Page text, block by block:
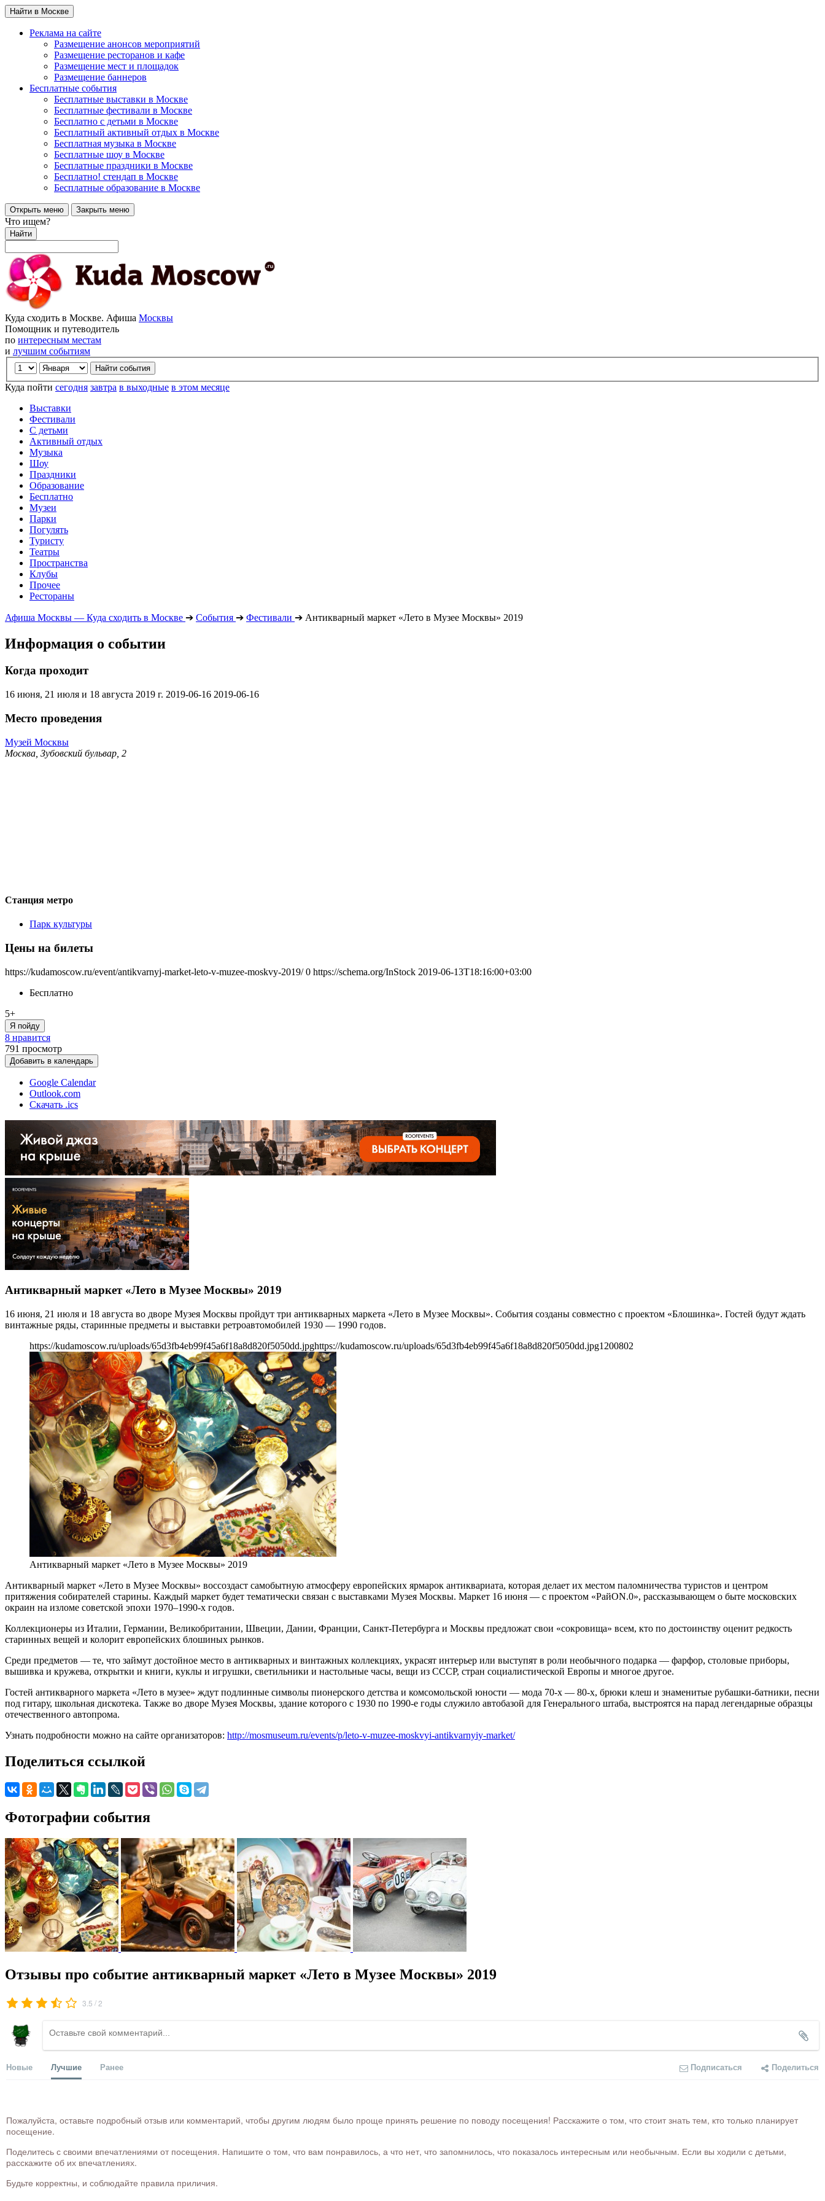
Найти в Москве
Реклама на сайте
Размещение анонсов мероприятий
Размещение ресторанов и кафе
Размещение мест и площадок
Размещение баннеров
Бесплатные события
Бесплатные выставки в Москве
Бесплатные фестивали в Москве
Бесплатно с детьми в Москве
Бесплатный активный отдых в Москве
Бесплатная музыка в Москве
Бесплатные шоу в Москве
Бесплатные праздники в Москве
Бесплатно! стендап в Москве
Бесплатные образование в Москве
Открыть меню Закрыть меню
Что ищем?
Найти
Куда сходить в Москве. Афиша Москвы
Помощник и путеводитель
по интересным местам
и лучшим событиям
Куда пойти сегодня завтра в выходные в этом месяце
Выставки
Фестивали
С детьми
Активный отдых
Музыка
Шоу
Праздники
Образование
Бесплатно
Музеи
Парки
Погулять
Туристу
Театры
Пространства
Клубы
Прочее
Рестораны
Афиша Москвы — Куда сходить в Москве ➔ События ➔ Фестивали ➔ Антикварный маркет «Лето в Музее Москвы» 2019
Информация о событии
Когда проходит
16 июня, 21 июля и 18 августа 2019 г. 2019-06-16 2019-06-16
Место проведения
Музей Москвы
Москва, Зубовский бульвар, 2
Станция метро
Парк культуры
Цены на билеты
https://kudamoscow.ru/event/antikvarnyj-market-leto-v-muzee-moskvy-2019/ 0 https://schema.org/InStock 2019-06-13T18:16:00+03:00
Бесплатно
5+
Я пойду
8 нравится
791 просмотр
Добавить в календарь
Google Calendar
Outlook.com
Скачать .ics
Антикварный маркет «Лето в Музее Москвы» 2019
16 июня, 21 июля и 18 августа во дворе Музея Москвы пройдут три антикварных маркета «Лето в Музее Москвы». События созданы совместно с проектом «Блошинка». Гостей будут ждать
винтажные ряды, старинные предметы и выставки ретроавтомобилей 1930 — 1990 годов.
https://kudamoscow.ru/uploads/65d3fb4eb99f45a6f18a8d820f5050dd.jpghttps://kudamoscow.ru/uploads/65d3fb4eb99f45a6f18a8d820f5050dd.jpg1200802
Антикварный маркет «Лето в Музее Москвы» 2019
Антикварный маркет «Лето в Музее Москвы» воссоздаст самобытную атмосферу европейских ярмарок антиквариата, которая делает их местом паломничества туристов и центром
притяжения собирателей старины. Каждый маркет будет тематически связан с выставками Музея Москвы. Маркет 16 июня — с проектом «РайON.0», рассказывающем о быте московских
окраин на изломе советской эпохи 1970–1990-х годов.
Коллекционеры из Италии, Германии, Великобритании, Швеции, Дании, Франции, Санкт-Петербурга и Москвы предложат свои «сокровища» всем, кто по достоинству оценит редкость
старинных вещей и колорит европейских блошиных рынков.
Среди предметов — те, что займут достойное место в антикварных и винтажных коллекциях, украсят интерьер или выступят в роли необычного подарка — фарфор, столовые приборы,
вышивка и кружева, открытки и книги, куклы и игрушки, светильники и настольные часы, вещи из СССР, стран социалистической Европы и многое другое.
Гостей антикварного маркета «Лето в музее» ждут подлинные символы пионерского детства и комсомольской юности — мода 70-х — 80-х, брюки клеш и знаменитые рубашки-батники, песни
под гитару, школьная дискотека. Также во дворе Музея Москвы, здание которого с 1930 по 1990-е годы служило автобазой для Генерального штаба, выстроятся на парад легендарные образцы
отечественного автопрома.
Узнать подробности можно на сайте организаторов: http://mosmuseum.ru/events/p/leto-v-muzee-moskvyi-antikvarnyiy-market/
Поделиться ссылкой
Фотографии события
Отзывы про событие антикварный маркет «Лето в Музее Москвы» 2019
3.5 /2
Новые Лучшие Ранее Подписаться Поделиться
Пожалуйста, оставьте подробный отзыв или комментарий, чтобы другим людям было проще принять решение по поводу посещения! Расскажите о том, что стоит знать тем, кто только планирует
посещение.
Поделитесь с своими впечатлениями от посещения. Напишите о том, что вам понравилось, а что нет, что запомнилось, что показалось интересным или необычным. Если вы ходили с детьми,
расскажите об их впечатлениях.
Будьте корректны, и соблюдайте правила приличия.